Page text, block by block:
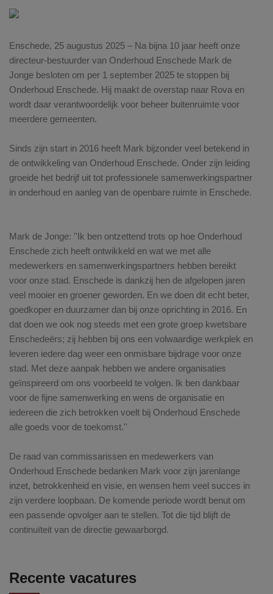
Enschede, 25 augustus 2025 – Na bijna 10 jaar heeft onze
directeur-bestuurder van Onderhoud Enschede Mark de
Jonge besloten om per 1 september 2025 te stoppen bij
Onderhoud Enschede. Hij maakt de overstap naar Rova en
wordt daar verantwoordelijk voor beheer buitenruimte voor
meerdere gemeenten.
Sinds zijn start in 2016 heeft Mark bijzonder veel betekend in
de ontwikkeling van Onderhoud Enschede. Onder zijn leiding
groeide het bedrijf uit tot professionele samenwerkingspartner
in onderhoud en aanleg van de openbare ruimte in Enschede.
Mark de Jonge: ''Ik ben ontzettend trots op hoe Onderhoud
Enschede zich heeft ontwikkeld en wat we met alle
medewerkers en samenwerkingspartners hebben bereikt
voor onze stad. Enschede is dankzij hen de afgelopen jaren
veel mooier en groener geworden. En we doen dit echt beter,
goedkoper en duurzamer dan bij onze oprichting in 2016. En
dat doen we ook nog steeds met een grote groep kwetsbare
Enschedeërs; zij hebben bij ons een volwaardige werkplek en
leveren iedere dag weer een onmisbare bijdrage voor onze
stad. Met deze aanpak hebben we andere organisaties
geïnspireerd om ons voorbeeld te volgen. Ik ben dankbaar
voor de fijne samenwerking en wens de organisatie en
iedereen die zich betrokken voelt bij Onderhoud Enschede
alle goeds voor de toekomst.''
De raad van commissarissen en medewerkers van
Onderhoud Enschede bedanken Mark voor zijn jarenlange
inzet, betrokkenheid en visie, en wensen hem veel succes in
zijn verdere loopbaan. De komende periode wordt benut om
een passende opvolger aan te stellen. Tot die tijd blijft de
continuïteit van de directie gewaarborgd.
Recente vacatures